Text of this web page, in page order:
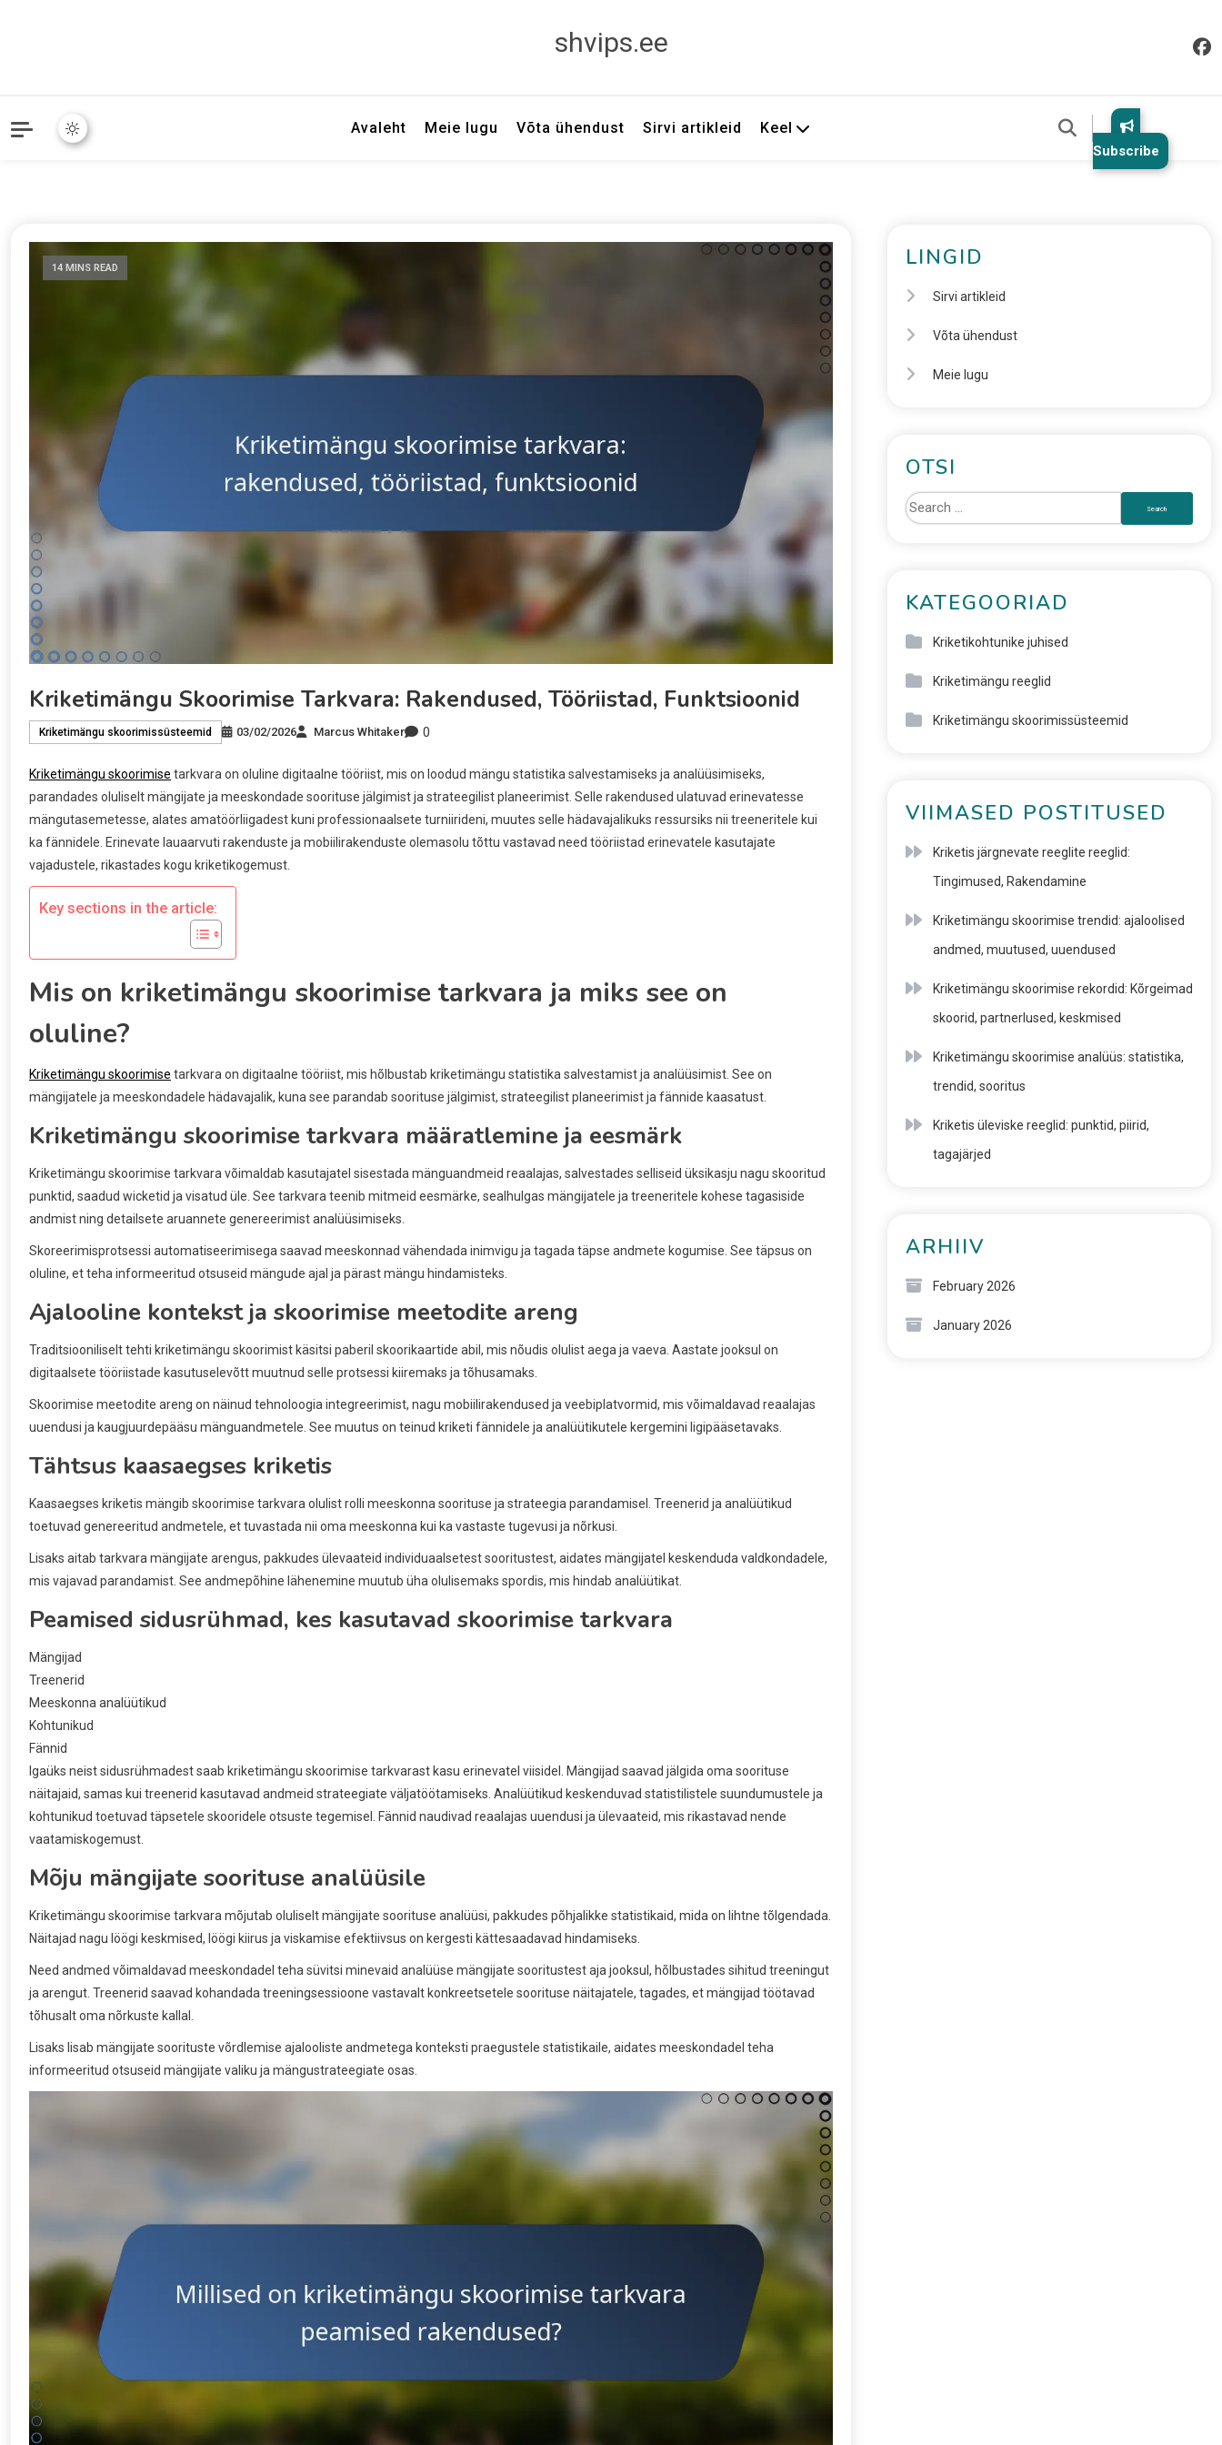
shvips.ee
Avaleht Meie lugu Võta ühendust Sirvi artikleid Keel
Subscribe
14 MINS READ
Kriketimängu Skoorimise Tarkvara: Rakendused, Tööriistad, Funktsioonid
Kriketimängu skoorimissüsteemid 03/02/2026 Marcus Whitaker 0
Kriketimängu skoorimise tarkvara on oluline digitaalne tööriist, mis on loodud mängu statistika salvestamiseks ja analüüsimiseks,
parandades oluliselt mängijate ja meeskondade soorituse jälgimist ja strateegilist planeerimist. Selle rakendused ulatuvad erinevatesse
mängutasemetesse, alates amatöörliigadest kuni professionaalsete turniirideni, muutes selle hädavajalikuks ressursiks nii treeneritele kui
ka fännidele. Erinevate lauaarvuti rakenduste ja mobiilirakenduste olemasolu tõttu vastavad need tööriistad erinevatele kasutajate
vajadustele, rikastades kogu kriketikogemust.
Key sections in the article:
Mis on kriketimängu skoorimise tarkvara ja miks see on
oluline?
Kriketimängu skoorimise tarkvara on digitaalne tööriist, mis hõlbustab kriketimängu statistika salvestamist ja analüüsimist. See on
mängijatele ja meeskondadele hädavajalik, kuna see parandab soorituse jälgimist, strateegilist planeerimist ja fännide kaasatust.
Kriketimängu skoorimise tarkvara määratlemine ja eesmärk
Kriketimängu skoorimise tarkvara võimaldab kasutajatel sisestada mänguandmeid reaalajas, salvestades selliseid üksikasju nagu skooritud
punktid, saadud wicketid ja visatud üle. See tarkvara teenib mitmeid eesmärke, sealhulgas mängijatele ja treeneritele kohese tagasiside
andmist ning detailsete aruannete genereerimist analüüsimiseks.
Skoreerimisprotsessi automatiseerimisega saavad meeskonnad vähendada inimvigu ja tagada täpse andmete kogumise. See täpsus on
oluline, et teha informeeritud otsuseid mängude ajal ja pärast mängu hindamisteks.
Ajalooline kontekst ja skoorimise meetodite areng
Traditsiooniliselt tehti kriketimängu skoorimist käsitsi paberil skoorikaartide abil, mis nõudis olulist aega ja vaeva. Aastate jooksul on
digitaalsete tööriistade kasutuselevõtt muutnud selle protsessi kiiremaks ja tõhusamaks.
Skoorimise meetodite areng on näinud tehnoloogia integreerimist, nagu mobiilirakendused ja veebiplatvormid, mis võimaldavad reaalajas
uuendusi ja kaugjuurdepääsu mänguandmetele. See muutus on teinud kriketi fännidele ja analüütikutele kergemini ligipääsetavaks.
Tähtsus kaasaegses kriketis
Kaasaegses kriketis mängib skoorimise tarkvara olulist rolli meeskonna soorituse ja strateegia parandamisel. Treenerid ja analüütikud
toetuvad genereeritud andmetele, et tuvastada nii oma meeskonna kui ka vastaste tugevusi ja nõrkusi.
Lisaks aitab tarkvara mängijate arengus, pakkudes ülevaateid individuaalsetest sooritustest, aidates mängijatel keskenduda valdkondadele,
mis vajavad parandamist. See andmepõhine lähenemine muutub üha olulisemaks spordis, mis hindab analüütikat.
Peamised sidusrühmad, kes kasutavad skoorimise tarkvara
Mängijad
Treenerid
Meeskonna analüütikud
Kohtunikud
Fännid
Igaüks neist sidusrühmadest saab kriketimängu skoorimise tarkvarast kasu erinevatel viisidel. Mängijad saavad jälgida oma soorituse
näitajaid, samas kui treenerid kasutavad andmeid strateegiate väljatöötamiseks. Analüütikud keskenduvad statistilistele suundumustele ja
kohtunikud toetuvad täpsetele skooridele otsuste tegemisel. Fännid naudivad reaalajas uuendusi ja ülevaateid, mis rikastavad nende
vaatamiskogemust.
Mõju mängijate soorituse analüüsile
Kriketimängu skoorimise tarkvara mõjutab oluliselt mängijate soorituse analüüsi, pakkudes põhjalikke statistikaid, mida on lihtne tõlgendada.
Näitajad nagu löögi keskmised, löögi kiirus ja viskamise efektiivsus on kergesti kättesaadavad hindamiseks.
Need andmed võimaldavad meeskondadel teha süvitsi minevaid analüüse mängijate sooritustest aja jooksul, hõlbustades sihitud treeningut
ja arengut. Treenerid saavad kohandada treeningsessioone vastavalt konkreetsetele soorituse näitajatele, tagades, et mängijad töötavad
tõhusalt oma nõrkuste kallal.
Lisaks lisab mängijate soorituste võrdlemise ajalooliste andmetega konteksti praegustele statistikaile, aidates meeskondadel teha
informeeritud otsuseid mängijate valiku ja mängustrateegiate osas.
LINGID
Sirvi artikleid
Võta ühendust
Meie lugu
OTSI
KATEGOORIAD
Kriketikohtunike juhised
Kriketimängu reeglid
Kriketimängu skoorimissüsteemid
VIIMASED POSTITUSED
Kriketis järgnevate reeglite reeglid:
Tingimused, Rakendamine
Kriketimängu skoorimise trendid: ajaloolised
andmed, muutused, uuendused
Kriketimängu skoorimise rekordid: Kõrgeimad
skoorid, partnerlused, keskmised
Kriketimängu skoorimise analüüs: statistika,
trendid, sooritus
Kriketis üleviske reeglid: punktid, piirid,
tagajärjed
ARHIIV
February 2026
January 2026